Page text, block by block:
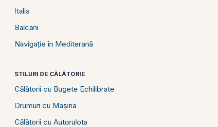
Italia
Balcani
Navigație în Mediterană
STILURI DE CĂLĂTORIE
Călătorii cu Bugete Echilibrate
Drumuri cu Mașina
Călătorii cu Autorulota